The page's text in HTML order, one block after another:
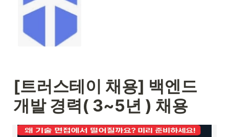
[트러스테이 채용] 백엔드
개발 경력( 3~5년 ) 채용